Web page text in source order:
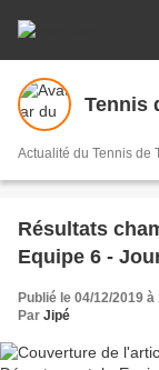
Tennis
Actualité du Tennis de
Résultats
Equipe 6 -
Publié le 04/12/2019 à
Par Jipé